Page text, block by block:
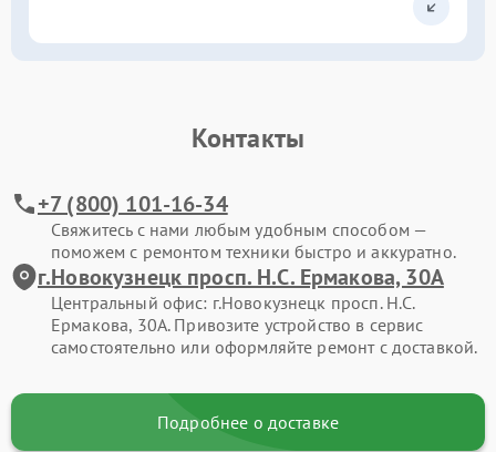
Контакты
+7 (800) 101-16-34
Свяжитесь с нами любым удобным способом —
поможем с ремонтом техники быстро и аккуратно.
г.Новокузнецк просп. Н.С. Ермакова, 30А
Центральный офис: г.Новокузнецк просп. Н.С.
Ермакова, 30А. Привозите устройство в сервис
самостоятельно или оформляйте ремонт с доставкой.
Подробнее о доставке